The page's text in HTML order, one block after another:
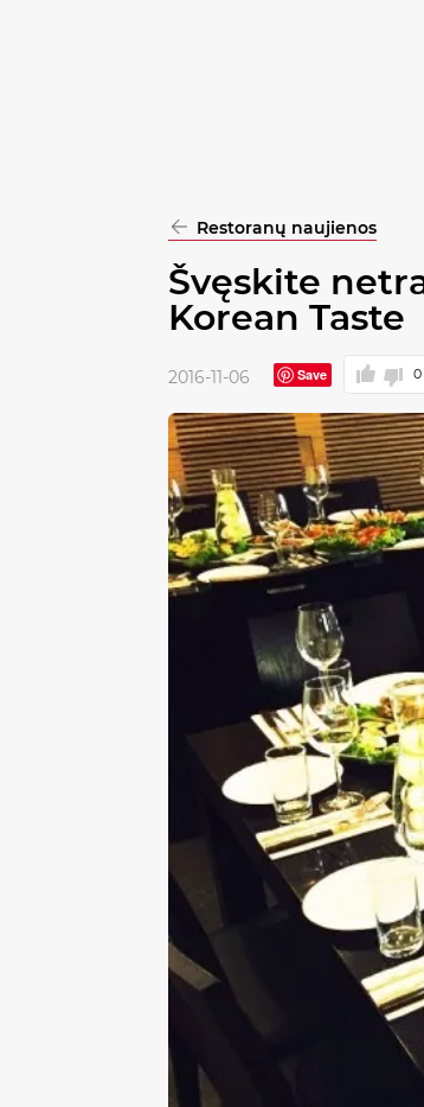
Restoranų naujienos
Švęskite
Korean Taste
2016-11-06 Save 0